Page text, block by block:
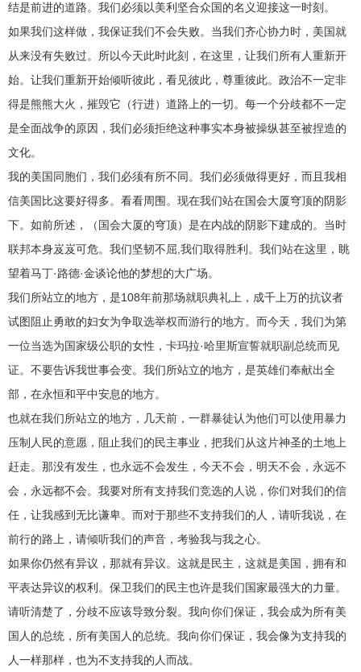
结是前进的道路。我们必须以美利坚合众国的名义迎接这一时刻。
如果我们这样做，我保证我们不会失败。当我们齐心协力时，美国就
从来没有失败过。所以今天此时此刻，在这里，让我们所有人重新开
始。让我们重新开始倾听彼此，看见彼此，尊重彼此。政治不一定非
得是熊熊大火，摧毁它（行进）道路上的一切。每一个分歧都不一定
是全面战争的原因，我们必须拒绝这种事实本身被操纵甚至被捏造的
文化。
我的美国同胞们，我们必须有所不同。我们必须做得更好，而且我相
信美国比这要好得多。看看周围。现在我们站在国会大厦穹顶的阴影
下。如前所述，（国会大厦的穹顶）是在内战的阴影下建成的。当时
联邦本身岌岌可危。我们坚韧不屈,我们取得胜利。我们站在这里，眺
望着马丁·路德·金谈论他的梦想的大广场。
我们所站立的地方，是108年前那场就职典礼上，成千上万的抗议者
试图阻止勇敢的妇女为争取选举权而游行的地方。而今天，我们为第
一位当选为国家级公职的女性，卡玛拉·哈里斯宣誓就职副总统而见
证。不要告诉我世事会变。我们所站立的地方，是英雄们奉献出全
部，在永恒和平中安息的地方。
也就在我们所站立的地方，几天前，一群暴徒认为他们可以使用暴力
压制人民的意愿，阻止我们的民主事业，把我们从这片神圣的土地上
赶走。那没有发生，也永远不会发生，今天不会，明天不会，永远不
会，永远都不会。我要对所有支持我们竞选的人说，你们对我们的信
任，让我感到无比谦卑。而对于那些不支持我们的人，请听我说，在
前行的路上，请倾听我们的声音，考验我与我之心。
如果你仍然有异议，那就有异议。这就是民主，这就是美国，拥有和
平表达异议的权利。保卫我们的民主也许是我们国家最强大的力量。
请听清楚了，分歧不应该导致分裂。我向你们保证，我会成为所有美
国人的总统，所有美国人的总统。我向你们保证，我会像为支持我的
人一样那样，也为不支持我的人而战。